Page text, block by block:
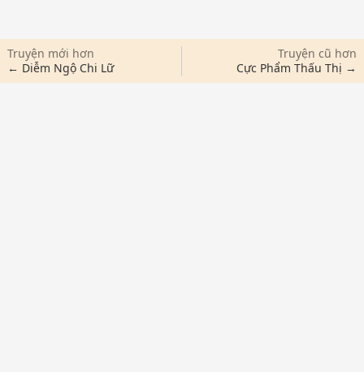
Truyện mới hơn
← Diễm Ngộ Chi Lữ
Truyện cũ hơn
Cực Phẩm Thấu Thị →